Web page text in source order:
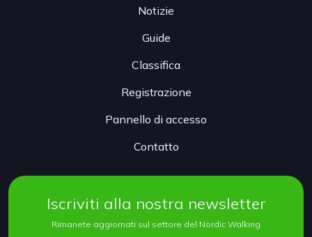
Notizie
Guide
Classifica
Registrazione
Pannello di accesso
Contatto
Iscriviti alla nostra newsletter
Rimanete aggiornati sul settore del Nordic Walking